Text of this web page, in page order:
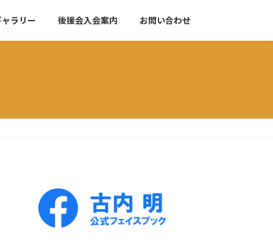
ラリー 後援会入会案内 お問い合わせ